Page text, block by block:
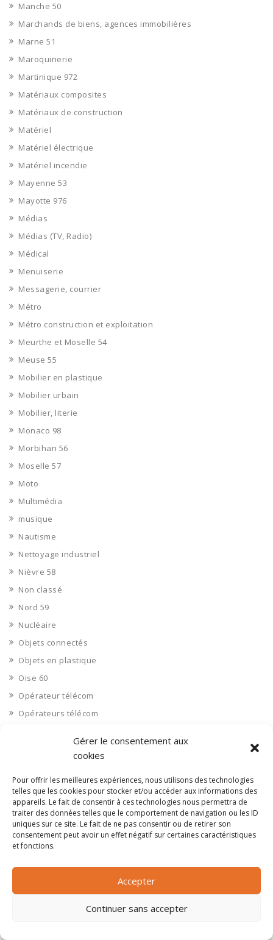
Gérer le consentement aux
cookies
Pour offrir les meilleures expériences, nous utilisons des technologies
telles que les cookies pour stocker et/ou accéder aux informations des
appareils. Le fait de consentir à ces technologies nous permettra de
traiter des données telles que le comportement de navigation ou les ID
uniques sur ce site. Le fait de ne pas consentir ou de retirer son
consentement peut avoir un effet négatif sur certaines caractéristiques
et fonctions.
Accepter
Continuer sans accepter
Manche 50
Marchands de biens, agences immobilières
Marne 51
Maroquinerie
Martinique 972
Matériaux composites
Matériaux de construction
Matériel
Matériel électrique
Matériel incendie
Mayenne 53
Mayotte 976
Médias
Médias (TV, Radio)
Médical
Menuiserie
Messagerie, courrier
Métro
Métro construction et exploitation
Meurthe et Moselle 54
Meuse 55
Mobilier en plastique
Mobilier urbain
Mobilier, literie
Monaco 98
Morbihan 56
Moselle 57
Moto
Multimédia
musique
Nautisme
Nettoyage industriel
Nièvre 58
Non classé
Nord 59
Nucléaire
Objets connectés
Objets en plastique
Oise 60
Opérateur télécom
Opérateurs télécom
Ouvrages d’art
Paramédical, compléments alimentaires
Paris 75
Pas de Calais 62
Pharmaceutique, médicaments